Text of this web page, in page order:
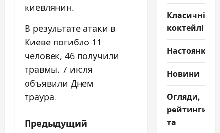
киевлянин.
В результате атаки в
Киеве погибло 11
человек, 46 получили
травмы. 7 июля
объявили Днем
траура.
Н
Предыдущий
Класичні
коктейлі
Настоянки
Новини
Огляди,
рейтинги
та